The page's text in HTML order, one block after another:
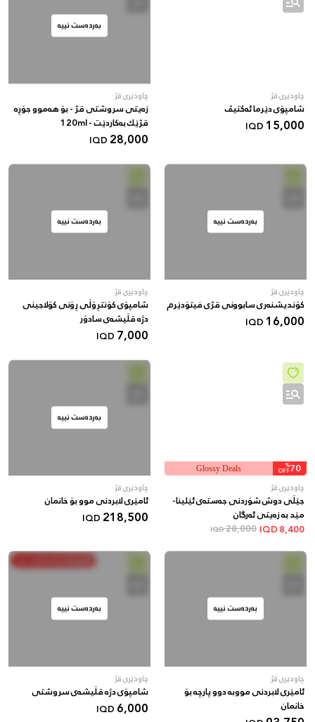
چاودێری قژ
شامپۆی دێرما ئەکتیڤ
15,000
IQD
بەردەست نییە
چاودێری قژ
زەیتی سروشتی قژ - بۆ هەموو جۆڕە
قژێك بەکاردێت - 120ml
28,000
IQD
بەردەست نییە
چاودێری قژ
کۆندیشنەری سابوونی قژی فیتۆدێرم
16,000
IQD
بەردەست نییە
چاودێری قژ
شامپۆی کۆنتڕۆڵی ڕۆنی کۆلاجینی
دژە قڵیشەی سادۆر
7,000
IQD
70
%
OFF
Glossy Deals
چاودێری قژ
جێڵی دوش شۆردنی جەستەی ئێلینا-
مێد بە زەیتی ئەرگان
8,400
28,000
IQD
بەردەست نییە
چاودێری قژ
ئامێری لابردنی موو بۆ خانمان
218,500
IQD
بەردەست نییە
چاودێری قژ
ئامێری لابردنی مووبە دوو پارچە بۆ
خانمان
بەردەست نییە
چاودێری قژ
شامپۆی دژە قڵیشەی سروشتی
6,000
IQD